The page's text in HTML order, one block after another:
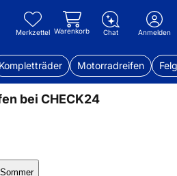
Merkzettel Warenkorb Chat Anmelden
Kompletträder Motorradreifen
bei CHECK24
Sommer